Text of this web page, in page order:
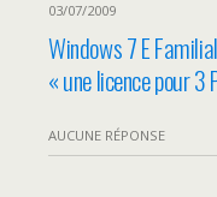
03/07/2009
Windows 7 E
« une licence pour 3
AUCUNE RÉPONSE